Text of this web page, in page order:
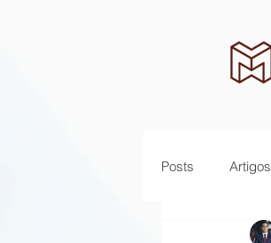
Posts Artigos